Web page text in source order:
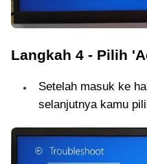
Langkah 4 - Pilih
Setelah masuk ke
selanjutnya kamu